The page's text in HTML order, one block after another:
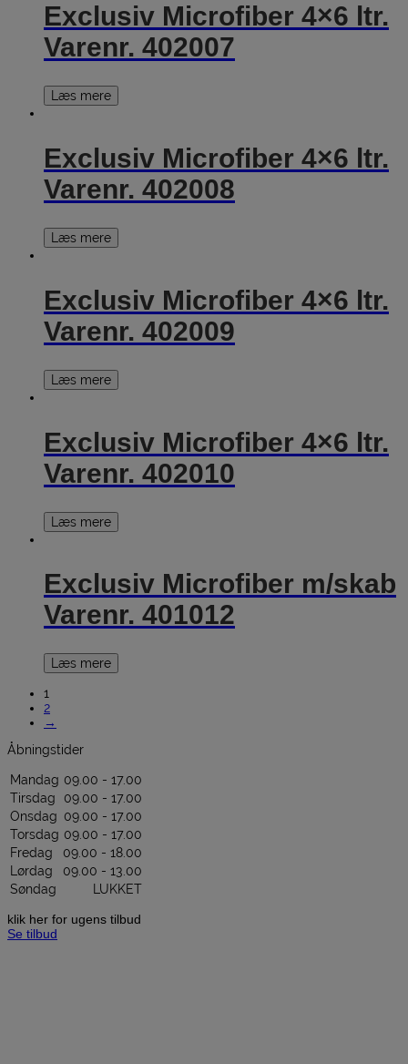
Exclusiv Microfiber 4×6 ltr.
Varenr. 402007
Læs mere
Exclusiv Microfiber 4×6 ltr.
Varenr. 402008
Læs mere
Exclusiv Microfiber 4×6 ltr.
Varenr. 402009
Læs mere
Exclusiv Microfiber 4×6 ltr.
Varenr. 402010
Læs mere
Exclusiv Microfiber m/skab
Varenr. 401012
Læs mere
1
2
→
Åbningstider
Mandag 09.00 - 17.00
Tirsdag
09.00 - 17.00
Onsdag 09.00 - 17.00
Torsdag 09.00 - 17.00
Fredag
09.00 - 18.00
Lørdag
09.00 - 13.00
Søndag
LUKKET
klik her for ugens tilbud
Se tilbud